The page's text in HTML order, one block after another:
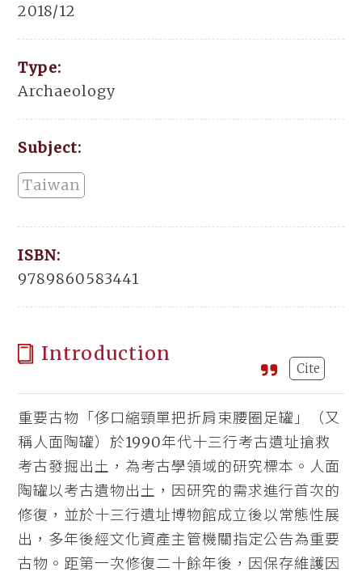
2018/12
Type:
Archaeology
Subject:
Taiwan
ISBN:
9789860583441
Introduction
Cite
重要古物「侈口縮頸單把折肩束腰圈足罐」（又
稱人面陶罐）於1990年代十三行考古遺址搶救
考古發掘出土，為考古學領域的研究標本。人面
陶罐以考古遺物出土，因研究的需求進行首次的
修復，並於十三行遺址博物館成立後以常態性展
出，多年後經文化資產主管機關指定公告為重要
古物。距第一次修復二十餘年後，因保存維護因